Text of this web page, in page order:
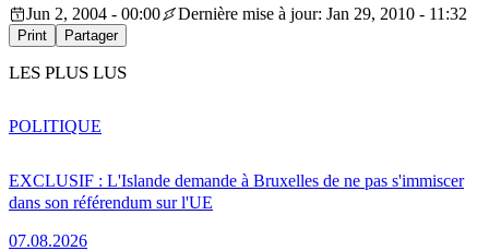
Jun 2, 2004 - 00:00
Dernière mise à jour: Jan 29, 2010 - 11:32
Print Partager
LES PLUS LUS
EXCLUSIF : L'Islande demande à Bruxelles de ne pas s'immiscer
dans son référendum sur l'UE
07.08.2026
POLITIQUE